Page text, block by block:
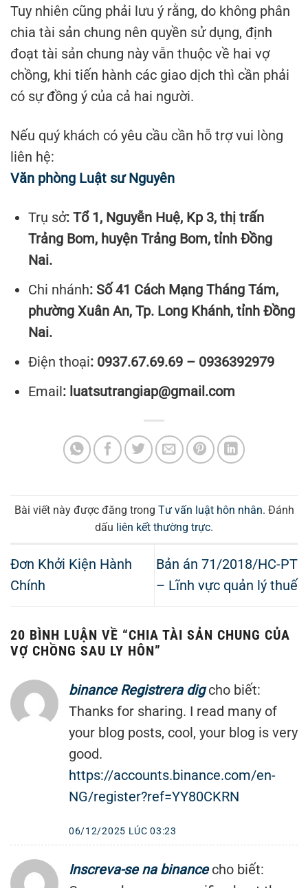
Tuy nhiên cũng phải lưu ý rằng, do không phân
chia tài sản chung nên quyền sử dụng, định
đoạt tài sản chung này vẫn thuộc về hai vợ
chồng, khi tiến hành các giao dịch thì cần phải
có sự đồng ý của cả hai người.
Nếu quý khách có yêu cầu cần hỗ trợ vui lòng
liên hệ:
Văn phòng Luật sư Nguyên
Trụ sở: Tổ 1, Nguyễn Huệ, Kp 3, thị trấn
Trảng Bom, huyện Trảng Bom, tỉnh Đồng
Nai.
Chi nhánh: Số 41 Cách Mạng Tháng Tám,
phường Xuân An, Tp. Long Khánh, tỉnh Đồng
Nai.
Điện thoại: 0937.67.69.69 – 0936392979
Email: luatsutrangiap@gmail.com
Bài viết này được đăng trong Tư vấn luật hôn nhân. Đánh
dấu liên kết thường trực.
Đơn Khởi Kiện Hành
Chính
Bản án 71/2018/HC-PT
– Lĩnh vực quản lý thuế
20 BÌNH LUẬN VỀ “CHIA TÀI SẢN CHUNG CỦA
VỢ CHỒNG SAU LY HÔN”
binance Registrera dig cho biết:
Thanks for sharing. I read many of
your blog posts, cool, your blog is very
good.
https://accounts.binance.com/en-
NG/register?ref=YY80CKRN
06/12/2025 LÚC 03:23
Inscreva-se na binance cho biết: